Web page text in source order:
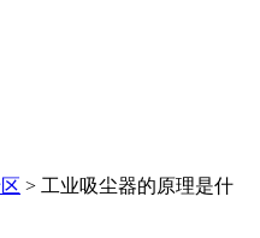
> 工业吸尘器的原理是什